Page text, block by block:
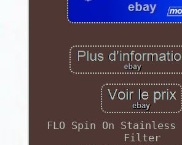
FLO Spin On
Filter